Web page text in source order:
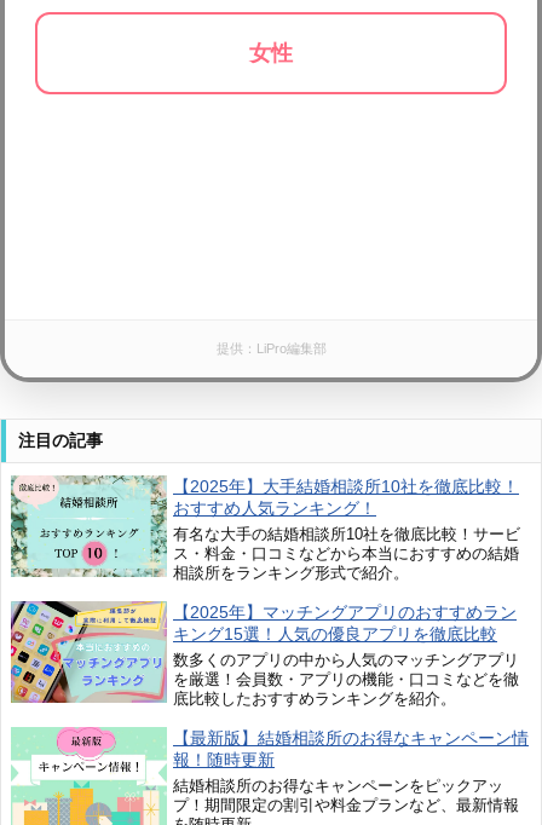
女性
提供：LiPro編集部
注目の記事
【2025年】大手結婚相談所10社を徹底比較！
おすすめ人気ランキング！
有名な大手の結婚相談所10社を徹底比較！サービ
ス・料金・口コミなどから本当におすすめの結婚
相談所をランキング形式で紹介。
【2025年】マッチングアプリのおすすめラン
キング15選！人気の優良アプリを徹底比較
数多くのアプリの中から人気のマッチングアプリ
を厳選！会員数・アプリの機能・口コミなどを徹
底比較したおすすめランキングを紹介。
【最新版】結婚相談所のお得なキャンペーン情
報！随時更新
結婚相談所のお得なキャンペーンをピックアッ
プ！期間限定の割引や料金プランなど、最新情報